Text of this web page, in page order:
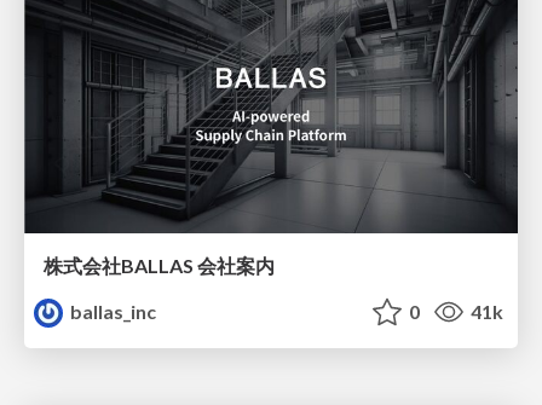
株式会社BALLAS 会社案内
ballas_inc
0 41k